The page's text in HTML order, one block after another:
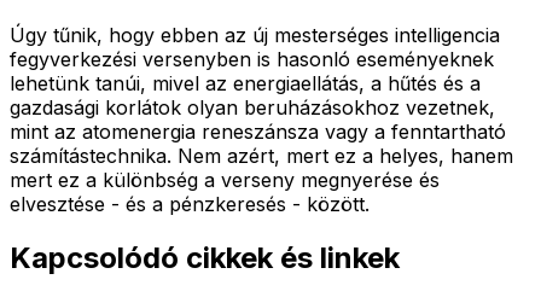
Úgy tűnik, hogy ebben az új mesterséges intelligencia
fegyverkezési versenyben is hasonló eseményeknek
lehetünk tanúi, mivel az energiaellátás, a hűtés és a
gazdasági korlátok olyan beruházásokhoz vezetnek,
mint az atomenergia reneszánsza vagy a fenntartható
számítástechnika. Nem azért, mert ez a helyes, hanem
mert ez a különbség a verseny megnyerése és
elvesztése - és a pénzkeresés - között.
Kapcsolódó cikkek és linkek